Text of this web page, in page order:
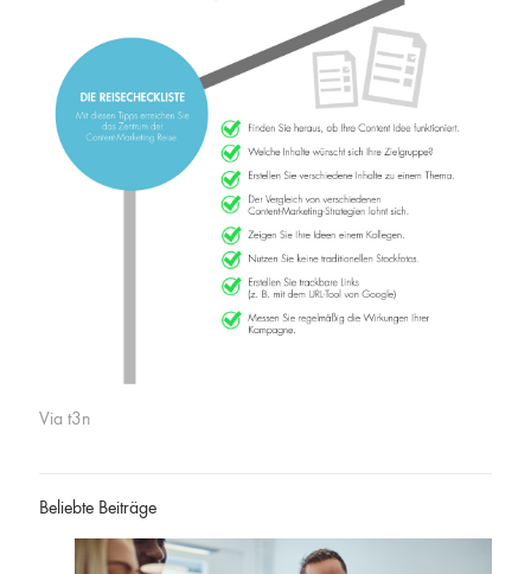
Via t3n
Beliebte Beiträge